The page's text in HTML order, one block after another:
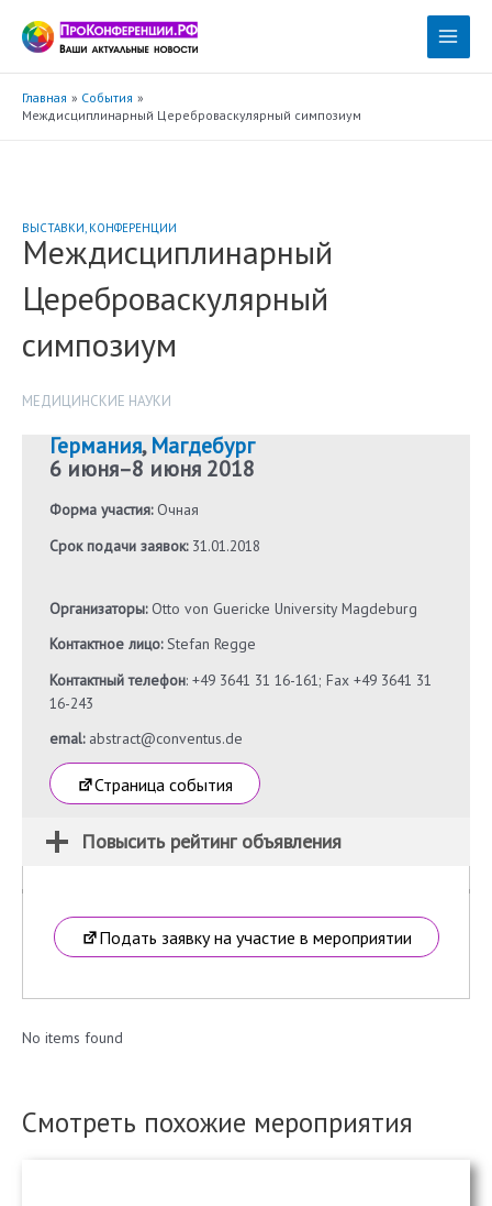
содержимому
Main
Главная
События
Междисциплинарный Цереброваскулярный симпозиум
ВЫСТАВКИ, КОНФЕРЕНЦИИ
Междисциплинарный
Цереброваскулярный
симпозиум
МЕДИЦИНСКИЕ НАУКИ
Германия,Магдебург
6 июня–8 июня 2018
Форма участия:Очная
Срок подачи заявок:31.01.2018
Организаторы:Otto von Guericke University Magdeburg
Контактное лицо:Stefan Regge
Контактный телефон: +49 3641 31 16-161; Fax +49 3641 31
16-243
emal: abstract@conventus.de
Страница события
Повысить рейтинг объявления
Подать заявку на участие в мероприятии
No items found
Смотреть похожие мероприятия